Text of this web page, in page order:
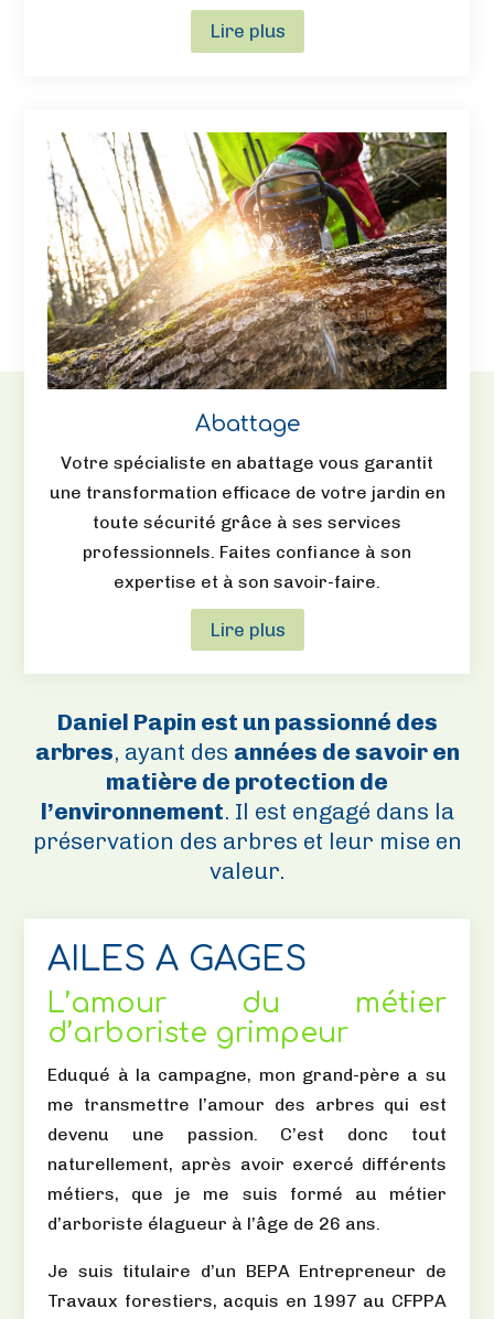
Lire plus
Abattage
Votre spécialiste en abattage vous garantit
une transformation efficace de votre jardin en
toute sécurité grâce à ses services
professionnels. Faites confiance à son
expertise et à son savoir-faire.
Lire plus
Daniel Papin est un passionné des
arbres, ayant des années de savoir en
matière de protection de
l’environnement. Il est engagé dans la
préservation des arbres et leur mise en
valeur.
AILES A GAGES
L’amour du métier
d’arboriste grimpeur
Eduqué à la campagne, mon grand-père a su
me transmettre l’amour des arbres qui est
devenu une passion. C’est donc tout
naturellement, après avoir exercé différents
métiers, que je me suis formé au métier
d’arboriste élagueur à l’âge de 26 ans.
Je suis titulaire d’un BEPA Entrepreneur de
Travaux forestiers, acquis en 1997 au CFPPA